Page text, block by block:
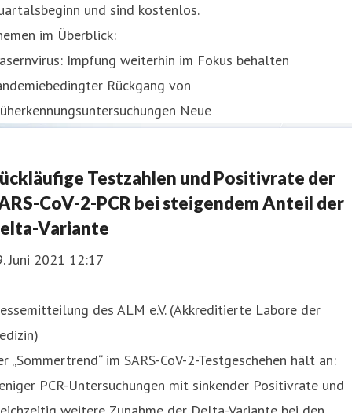
und sind kostenlos.
im Überblick:
Impfung weiterhin im Fokus behalten
Rückgang von
Neue
Testzahlen und Positivrate der
CoV-2-PCR bei steigendem Anteil der
Variante
Juni 2021 12:17
des ALM e.V. (Akkreditierte Labore der
„Sommertrend“ im SARS-CoV-2-Testgeschehen hält an:
PCR-Untersuchungen mit sinkender Positivrate und